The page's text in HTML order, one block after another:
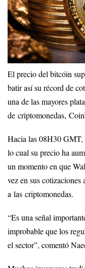
El precio del bitcóin
batir así su récord de
una de las mayores
de criptomonedas,
Hacia las 08H30 GMT,
lo cual su precio ha
un momento en que
vez en sus cotizaciones
a las criptomonedas.
“Es una señal
improbable que los
el sector”, comentó